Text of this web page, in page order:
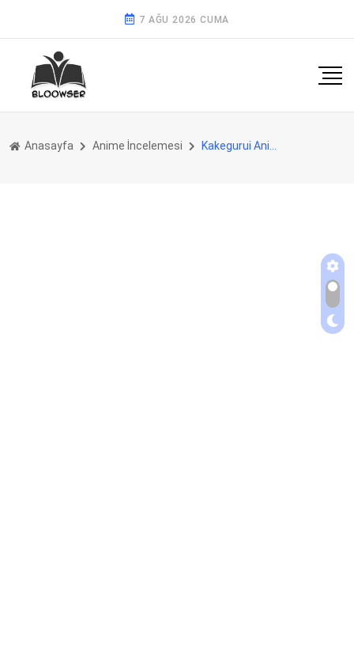
7 AĞU 2026 CUMA
Anasayfa Anime İncelemesi